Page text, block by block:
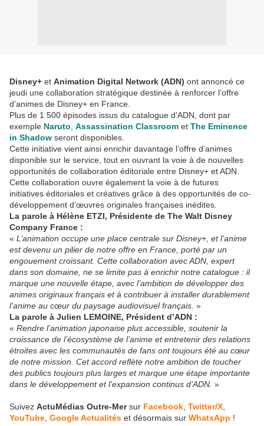
Disney+ et Animation Digital Network (ADN) ont annoncé ce
jeudi une collaboration stratégique destinée à renforcer l’offre
d’animes de Disney+ en France.
Plus de 1 500 épisodes issus du catalogue d’ADN, dont par
exemple Naruto Assassination Classroom et The Eminence
in Shadow seront disponibles.
Cette initiative vient ainsi enrichir davantage l’offre d’animes
disponible sur le service, tout en ouvrant la voie à de nouvelles
opportunités de collaboration éditoriale entre Disney+ et ADN.
Cette collaboration ouvre également la voie à de futures
initiatives éditoriales et créatives grâce à des opportunités de co-
développement d’œuvres originales françaises inédites.
La parole à Hélène ETZI, Présidente de The Walt Disney
Company France :
« L’animation occupe une place centrale sur Disney+, et l’anime
est devenu un pilier de notre offre en France, porté par un
engouement croissant. Cette collaboration avec ADN, expert
dans son domaine, ne se limite pas à enrichir notre catalogue : il
marque une nouvelle étape, avec l’ambition de développer des
animes originaux français et à contribuer à installer durablement
l’anime au cœur du paysage audiovisuel français. »
La parole à Julien LEMOINE, Président d’ADN :
« Rendre l’animation japonaise plus accessible, soutenir la
croissance de l’écosystème de l’anime et entretenir des relations
étroites avec les communautés de fans ont toujours été au cœur
de notre mission. Cet accord reflète notre ambition de toucher
des publics toujours plus larges et marque une étape importante
dans le développement et l’expansion continus d’ADN. »
Suivez ActuMédias Outre-Mersur Facebook Twitter/X
YouTube Google Actualités et désormais sur WhatsApp !